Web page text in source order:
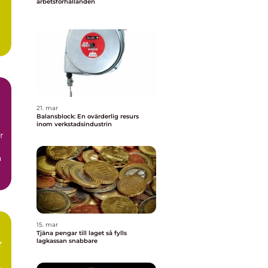
21. mar
Balansblock: En ovärderlig resurs
inom verkstadsindustrin
15. mar
Tjäna pengar till laget så fylls
lagkassan snabbare